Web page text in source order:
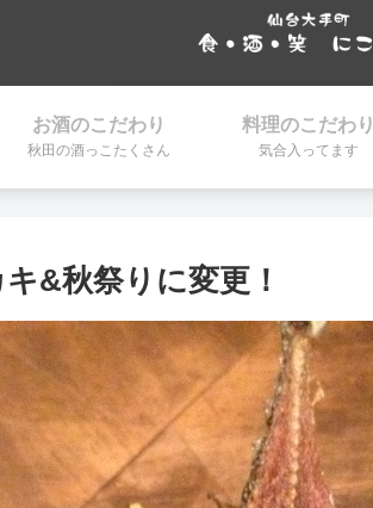
お酒のこだわり
秋田の酒っこたくさん
料理のこだわり
気合入ってます
&秋祭りに変更！